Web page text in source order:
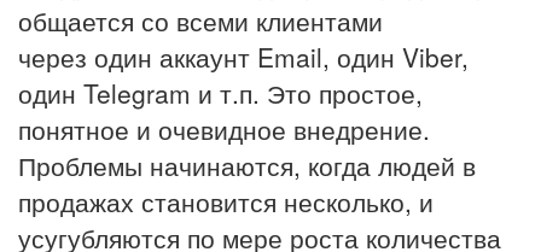
общается со всеми клиентами
через один аккаунт Email, один Viber,
один Telegram и т.п. Это простое,
понятное и очевидное внедрение.
Проблемы начинаются, когда людей в
продажах становится несколько, и
усугубляются по мере роста количества